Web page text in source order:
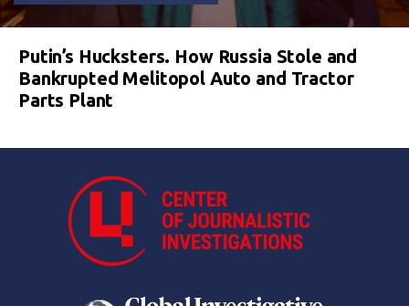
Putin’s Hucksters. How Russia Stole and
Bankrupted Melitopol Auto and Tractor
Parts Plant